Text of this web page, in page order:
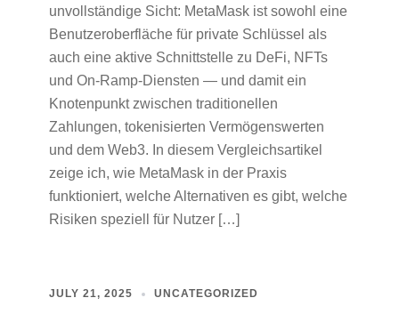
unvollständige Sicht: MetaMask ist sowohl eine
Benutzeroberfläche für private Schlüssel als
auch eine aktive Schnittstelle zu DeFi, NFTs
und On‑Ramp‑Diensten — und damit ein
Knotenpunkt zwischen traditionellen
Zahlungen, tokenisierten Vermögenswerten
und dem Web3. In diesem Vergleichsartikel
zeige ich, wie MetaMask in der Praxis
funktioniert, welche Alternativen es gibt, welche
Risiken speziell für Nutzer […]
JULY 21, 2025 UNCATEGORIZED